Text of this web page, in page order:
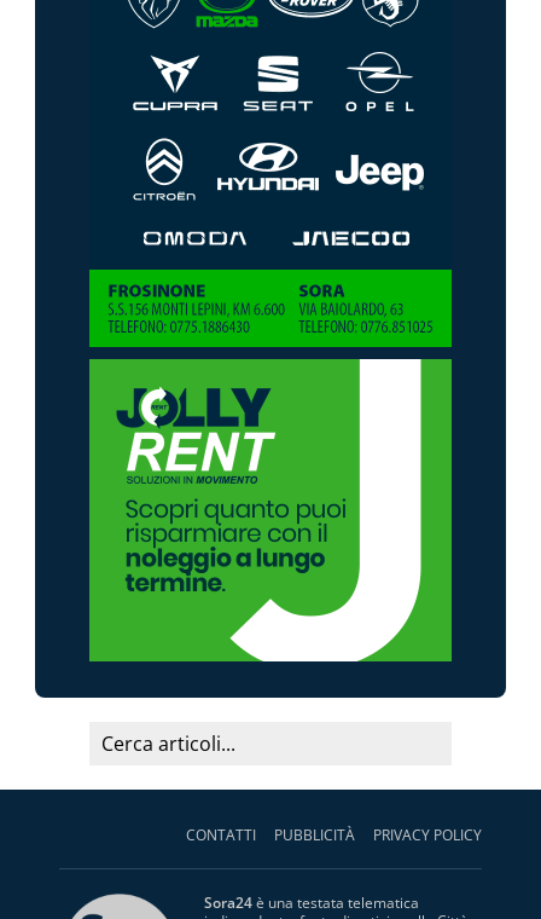
CONTATTI PUBBLICITÀ PRIVACY POLICY
Sora24è una testata telematica